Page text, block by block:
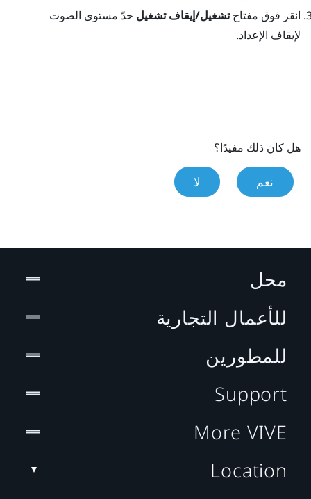
انقر فوق مفتاحتشغيل/إيقاف تشغيل حدّ مستوى الصوت
لإيقاف الإعداد.
هل كان ذلك مفيدًا؟
نعم لا
محل
للأعمال التجارية
للمطورين
Support
More VIVE
Location